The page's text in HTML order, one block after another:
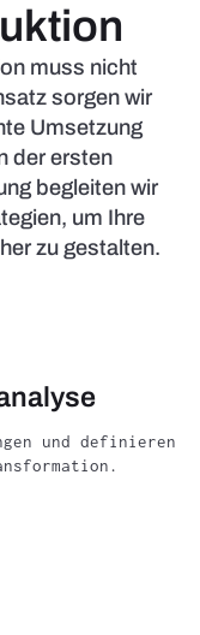
muss nicht
sorgen wir
Umsetzung
der ersten
begleiten wir
um Ihre
zu gestalten.
und definieren